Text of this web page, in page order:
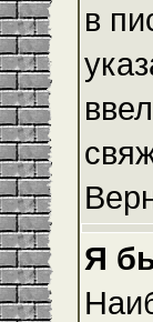
в
Я